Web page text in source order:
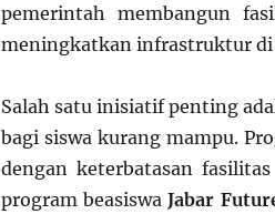
pemerintah membangun
meningkatkan infrastruktur di
Salah satu inisiatif penting
bagi siswa kurang mampu.
dengan keterbatasan
program beasiswaJabar